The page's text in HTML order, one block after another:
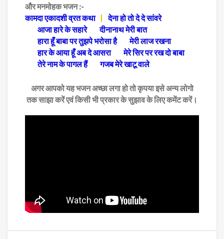
और मनमोहक भजन :-
कामदा एकादशी व्रत कथा
देना हो तो दे दे सांवरे
आजा हारे के सहारे
दीनानाथ मेरी बात
हारा हूँ बाबा पर तुझपे भरोसा है
मेरी लाज रखना
हार के आया हूँ अब दे आसरा
मेरे सिर पर रख दो बाबा
तेरे नाम के पागल हैं
गजब मेरे खाटू वाले
अगर आपको यह भजन अच्छा लगा हो तो कृपया इसे अन्य लोगो
तक साझा करें एवं किसी भी प्रकार के सुझाव के लिए कमेंट करें।